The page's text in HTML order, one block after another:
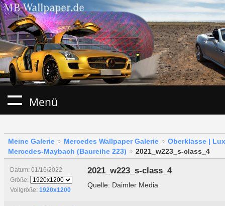
Menü
Meine Galerie Mercedes Wallpaper Galerie
Oberklasse |
Mercedes-Maybach (Baureihe 223)
2021_w223_s-class_4
Datum: 01/16/2022
Größe:
Vollgröße: 1920x1200
2021_w223_s-class_4
Quelle: Daimler Media